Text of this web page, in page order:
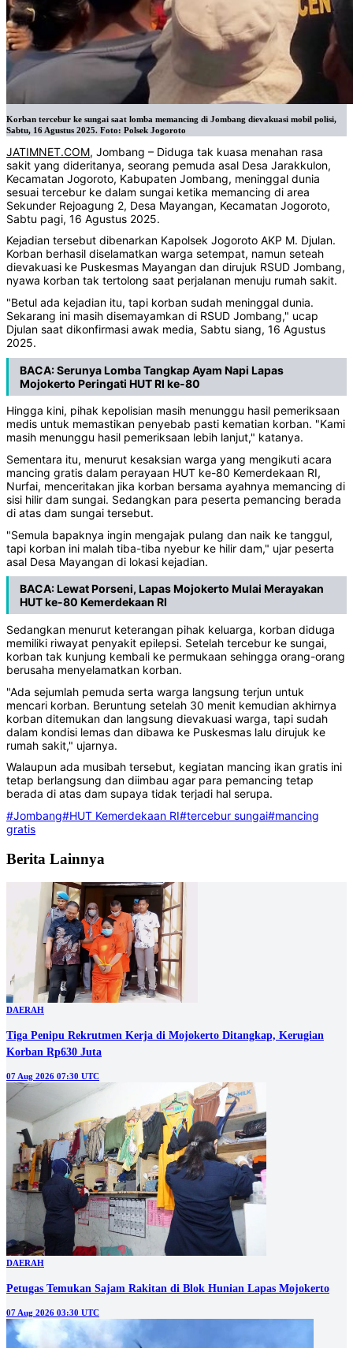
Korban tercebur ke sungai saat lomba memancing di Jombang dievakuasi mobil polisi,
Sabtu, 16 Agustus 2025. Foto: Polsek Jogoroto
JATIMNET.COM, Jombang – Diduga tak kuasa menahan rasa
sakit yang dideritanya, seorang pemuda asal Desa Jarakkulon,
Kecamatan Jogoroto, Kabupaten Jombang, meninggal dunia
sesuai tercebur ke dalam sungai ketika memancing di area
Sekunder Rejoagung 2, Desa Mayangan, Kecamatan Jogoroto,
Sabtu pagi, 16 Agustus 2025.
Kejadian tersebut dibenarkan Kapolsek Jogoroto AKP M. Djulan.
Korban berhasil diselamatkan warga setempat, namun seteah
dievakuasi ke Puskesmas Mayangan dan dirujuk RSUD Jombang,
nyawa korban tak tertolong saat perjalanan menuju rumah sakit.
"Betul ada kejadian itu, tapi korban sudah meninggal dunia.
Sekarang ini masih disemayamkan di RSUD Jombang," ucap
Djulan saat dikonfirmasi awak media, Sabtu siang, 16 Agustus
2025.
BACA:Serunya Lomba Tangkap Ayam Napi Lapas
Mojokerto Peringati HUT RI ke-80
Hingga kini, pihak kepolisian masih menunggu hasil pemeriksaan
medis untuk memastikan penyebab pasti kematian korban. "Kami
masih menunggu hasil pemeriksaan lebih lanjut," katanya.
Sementara itu, menurut kesaksian warga yang mengikuti acara
mancing gratis dalam perayaan HUT ke-80 Kemerdekaan RI,
Nurfai, menceritakan jika korban bersama ayahnya memancing di
sisi hilir dam sungai. Sedangkan para peserta pemancing berada
di atas dam sungai tersebut.
"Semula bapaknya ingin mengajak pulang dan naik ke tanggul,
tapi korban ini malah tiba-tiba nyebur ke hilir dam," ujar peserta
asal Desa Mayangan di lokasi kejadian.
BACA:Lewat Porseni, Lapas Mojokerto Mulai Merayakan
HUT ke-80 Kemerdekaan RI
Sedangkan menurut keterangan pihak keluarga, korban diduga
memiliki riwayat penyakit epilepsi. Setelah tercebur ke sungai,
korban tak kunjung kembali ke permukaan sehingga orang-orang
berusaha menyelamatkan korban.
"Ada sejumlah pemuda serta warga langsung terjun untuk
mencari korban. Beruntung setelah 30 menit kemudian akhirnya
korban ditemukan dan langsung dievakuasi warga, tapi sudah
dalam kondisi lemas dan dibawa ke Puskesmas lalu dirujuk ke
rumah sakit," ujarnya.
Walaupun ada musibah tersebut, kegiatan mancing ikan gratis ini
tetap berlangsung dan diimbau agar para pemancing tetap
berada di atas dam supaya tidak terjadi hal serupa.
#Jombang#HUT Kemerdekaan RI#tercebur sungai#mancing
gratis
Berita Lainnya
DAERAH
Tiga Penipu Rekrutmen Kerja di Mojokerto Ditangkap, Kerugian
Korban Rp630 Juta
07 Aug 2026 07:30 UTC
DAERAH
Petugas Temukan Sajam Rakitan di Blok Hunian Lapas Mojokerto
07 Aug 2026 03:30 UTC